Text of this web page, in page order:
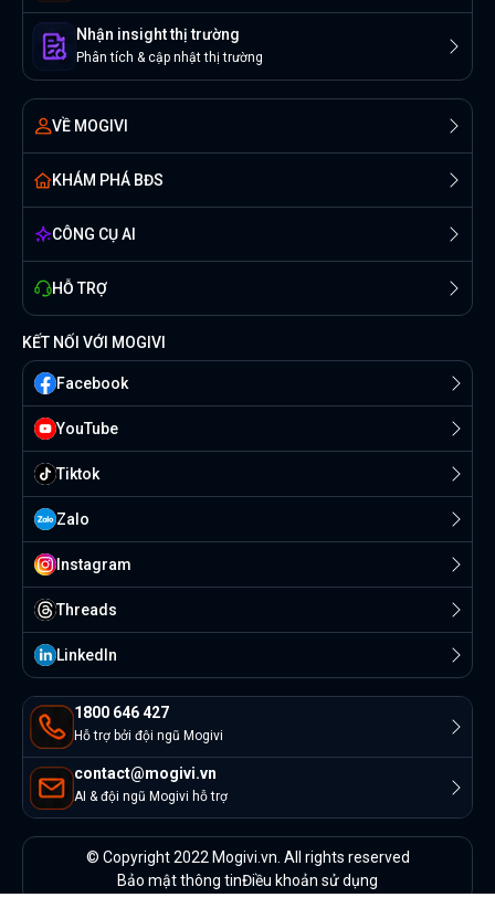
Nhận insight thị trường
Phân tích & cập nhật thị trường
VỀ MOGIVI
KHÁM PHÁ BĐS
CÔNG CỤ AI
HỖ TRỢ
1800 646 427
Hỗ trợ bởi đội ngũ Mogivi
contact@mogivi.vn
AI & đội ngũ Mogivi hỗ trợ
KẾT NỐI VỚI MOGIVI
Facebook
YouTube
Tiktok
Zalo
Instagram
Threads
Linkedln
© Copyright 2022 Mogivi.vn. All rights reserved
Bảo mật thông tinĐiều khoản sử dụng